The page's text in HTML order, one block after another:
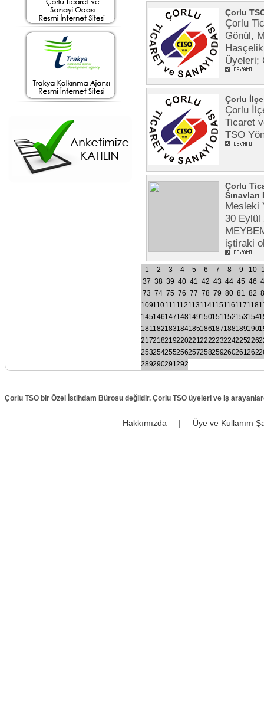
Çorlu
Çorlu
Gönül,
Üyeleri;
Çorlu
Çorlu
Ticaret
TSO
Çorlu
Mesleki
30 Eylül
iştiraki
1 2 3 4 5 6 7 8 9 10
37 38 39 40 41 42 43 44 45 46
73 74 75 76 77 78 79 80 81 82
109110111112113114115116117118
145146147148149150151152153154
181182183184185186187188189190
217218219220221222223224225226
253254255256257258259260261262
289290291292
Çorlu TSO bir Özel İstihdam Bürosu değildir. Çorlu TSO üyeleri ve iş
Hakkımızda | Üye ve Kullanım